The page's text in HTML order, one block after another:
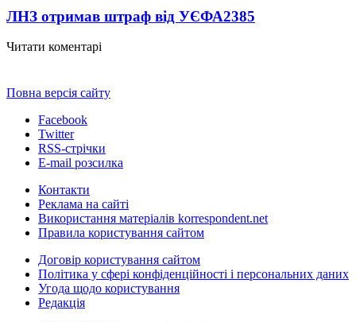
ЛНЗ отримав штраф від УЄФА2385
Читати коментарі
Повна версія сайту
Facebook
Twitter
RSS-стрічки
E-mail розсилка
Контакти
Реклама на сайті
Використання матеріалів korrespondent.net
Правила користування сайтом
Договір користування сайтом
Політика у сфері конфіденційності і персональних даних
Угода щодо користування
Редакція